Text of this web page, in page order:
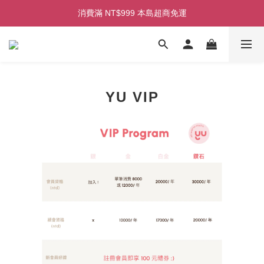
初次見面！加入會員即享100元購物金！
消費滿 NT$999 本島超商免運
消費滿 NT$2,500 本島宅配免運
YU VIP